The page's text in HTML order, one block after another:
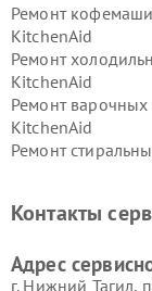
Ремонт
KitchenAid
Ремонт
KitchenAid
Ремонт варочных
KitchenAid
Ремонт
Контакты
Адрес
г. Нижний Тагил,